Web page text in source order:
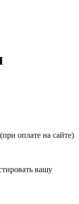
оплате на сайте)
вашу